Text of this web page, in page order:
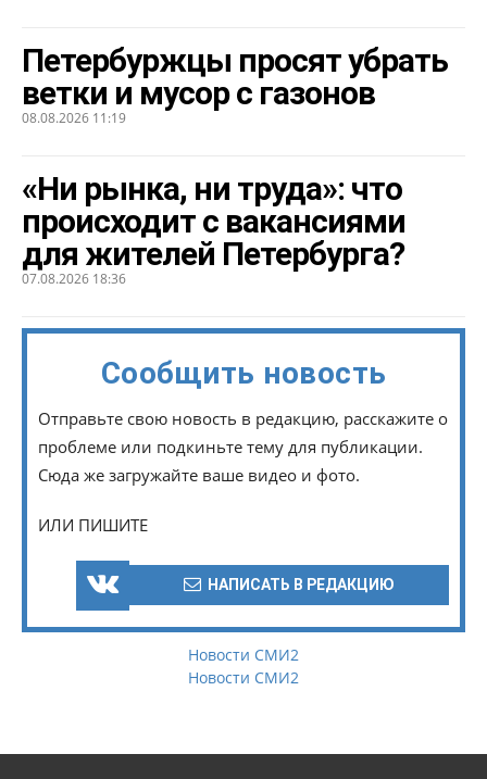
Петербуржцы просят убрать
ветки и мусор с газонов
08.08.2026 11:19
«Ни рынка, ни труда»: что
происходит с вакансиями
для жителей Петербурга?
07.08.2026 18:36
Сообщить новость
Отправьте свою новость в редакцию, расскажите о
проблеме или подкиньте тему для публикации.
Сюда же загружайте ваше видео и фото.
ИЛИ ПИШИТЕ
НАПИСАТЬ В РЕДАКЦИЮ
Новости СМИ2
Новости СМИ2